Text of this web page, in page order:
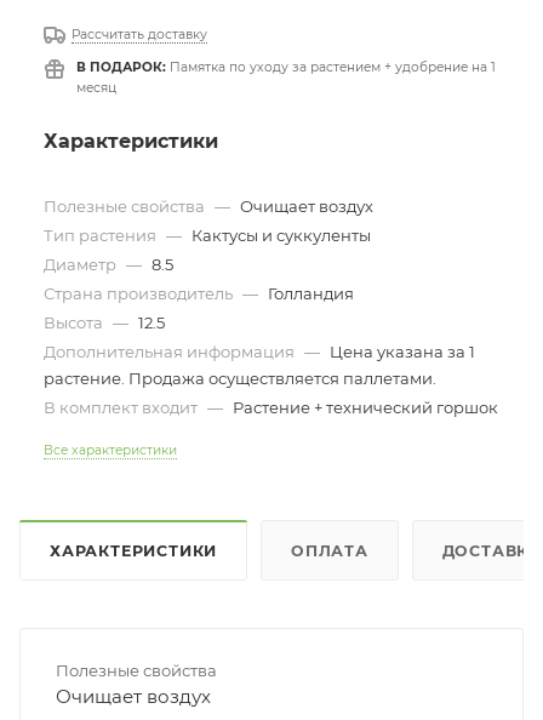
Рассчитать доставку
В ПОДАРОК: Памятка по уходу за растением + удобрение на 1
месяц
Характеристики
Полезные свойства — Очищает воздух
Тип растения — Кактусы и суккуленты
Диаметр — 8.5
Страна производитель — Голландия
Высота — 12.5
Дополнительная информация — Цена указана за 1
растение. Продажа осуществляется паллетами.
В комплект входит — Растение + технический горшок
Все характеристики
ХАРАКТЕРИСТИКИ ОПЛАТА ДОСТАВКА
Полезные свойства
Очищает воздух